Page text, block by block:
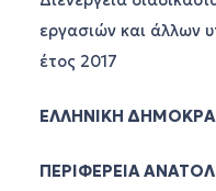
εργασιών και άλλων
έτος 2017
ΕΛΛΗΝΙΚΗ
ΠΕΡΙΦΕΡΕΙΑ